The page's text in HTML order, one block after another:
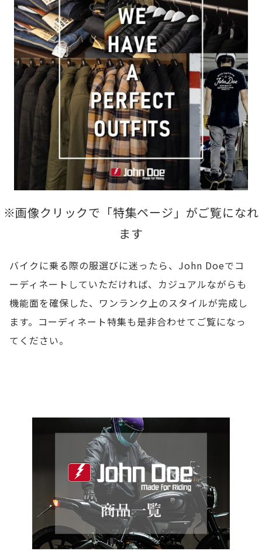
※画像クリックで「特集ページ」がご覧になれ
ます
バイクに乗る際の服選びに迷ったら、John Doeでコ
ーディネートしていただければ、カジュアルながらも
機能面を確保した、ワンランク上のスタイルが完成し
ます。コーディネート特集も是非合わせてご覧になっ
てください。